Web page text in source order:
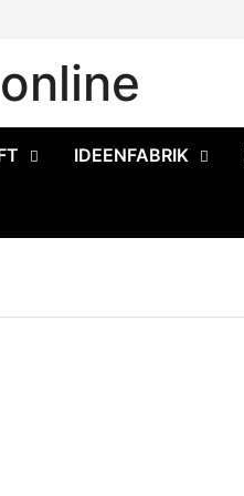
IDEENFABRIK